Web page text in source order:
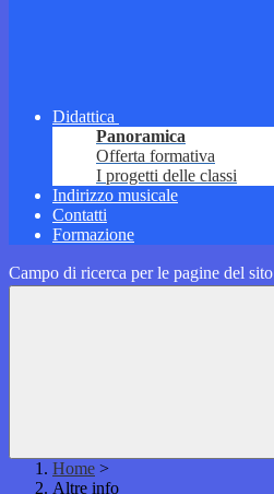
Didattica
Panoramica
Offerta formativa
I progetti delle classi
Indirizzo musicale
Contatti
Formazione
Campo di ricerca per le pagine del sito
Home >
Altre info